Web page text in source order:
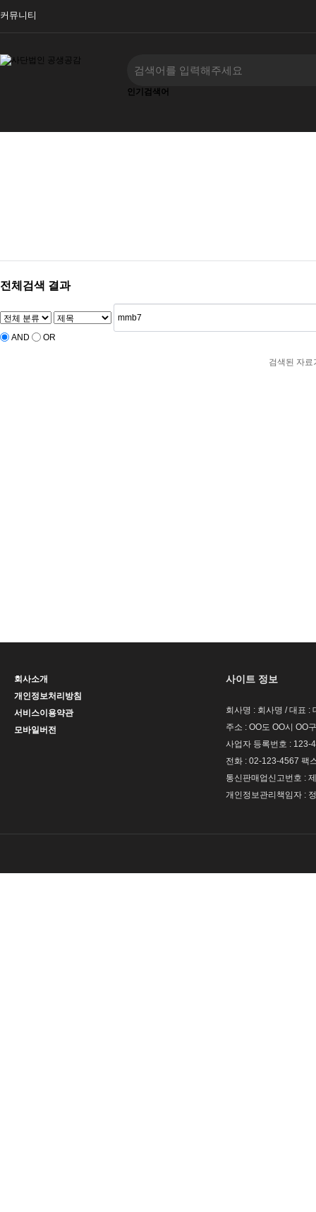
커뮤니티
인기검색어
전체검색 결과
AND OR
검색된 자료
회사소개
개인정보처리방침
서비스이용약관
모바일버전
사이트 정보
회사명 : 회사명 / 대표 :
주소 : OO도 OO시 OO
사업자 등록번호 : 123-
전화 : 02-123-4567 팩
통신판매업신고번호 :
개인정보관리책임자 :